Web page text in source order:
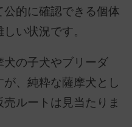
的に確認できる個体
い状況です。
犬の子犬やブリーダ
、純粋な薩摩犬とし
ルートは見当たりま